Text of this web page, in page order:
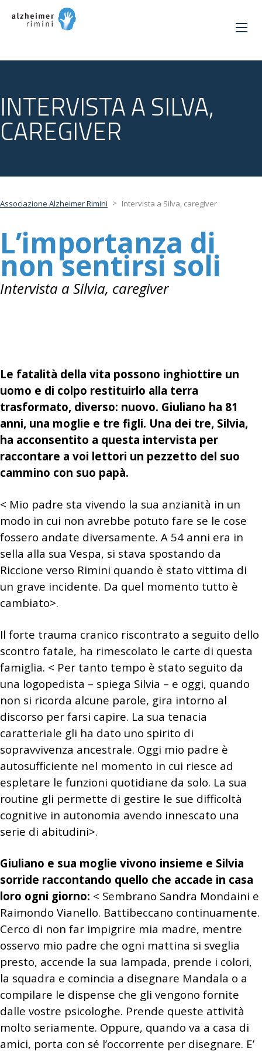
INTERVISTA A SILVA,
CAREGIVER
Associazione Alzheimer Rimini > Intervista a Silva, caregiver
L’importanza di
non sentirsi soli
Intervista a Silvia, caregiver
Le fatalità della vita possono inghiottire un
uomo e di colpo restituirlo alla terra
trasformato, diverso: nuovo. Giuliano ha 81
anni, una moglie e tre figli. Una dei tre, Silvia,
ha acconsentito a questa intervista per
raccontare a voi lettori un pezzetto del suo
cammino con suo papà.
< Mio padre sta vivendo la sua anzianità in un
modo in cui non avrebbe potuto fare se le cose
fossero andate diversamente. A 54 anni era in
sella alla sua Vespa, si stava spostando da
Riccione verso Rimini quando è stato vittima di
un grave incidente. Da quel momento tutto è
cambiato>.
Il forte trauma cranico riscontrato a seguito dello
scontro fatale, ha rimescolato le carte di questa
famiglia. < Per tanto tempo è stato seguito da
una logopedista – spiega Silvia – e oggi, quando
non si ricorda alcune parole, gira intorno al
discorso per farsi capire. La sua tenacia
caratteriale gli ha dato uno spirito di
sopravvivenza ancestrale. Oggi mio padre è
autosufficiente nel momento in cui riesce ad
espletare le funzioni quotidiane da solo. La sua
routine gli permette di gestire le sue difficoltà
cognitive in autonomia avendo innescato una
serie di abitudini>.
Giuliano e sua moglie vivono insieme e Silvia
sorride raccontando quello che accade in casa
loro ogni giorno: < Sembrano Sandra Mondaini e
Raimondo Vianello. Battibeccano continuamente.
Cerco di non far impigrire mia madre, mentre
osservo mio padre che ogni mattina si sveglia
presto, accende la sua lampada, prende i colori,
la squadra e comincia a disegnare Mandala o a
compilare le dispense che gli vengono fornite
dalle vostre psicologhe. Prende queste attività
molto seriamente. Oppure, quando va a casa di
amici, porta con sé l’occorrente per disegnare. E’